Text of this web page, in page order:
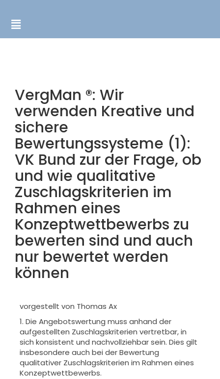
VergMan ®: Wir
verwenden Kreative und
sichere
Bewertungssysteme (1):
VK Bund zur der Frage, ob
und wie qualitative
Zuschlagskriterien im
Rahmen eines
Konzeptwettbewerbs zu
bewerten sind und auch
nur bewertet werden
können
vorgestellt von Thomas Ax
1. Die Angebotswertung muss anhand der
aufgestellten Zuschlagskriterien vertretbar, in
sich konsistent und nachvollziehbar sein. Dies gilt
insbesondere auch bei der Bewertung
qualitativer Zuschlagskriterien im Rahmen eines
Konzeptwettbewerbs.